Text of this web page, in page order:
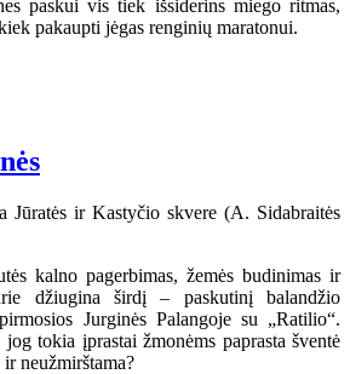
paskui vis tiek išsiderins miego ritmas,
pakaupti jėgas renginių maratonui.
kalno pagerbimas, žemės budinimas ir
džiugina širdį – paskutinį balandžio
Jurginės Palangoje su „Ratilio“.
tokia įprastai žmonėms paprasta šventė
neužmirštama?